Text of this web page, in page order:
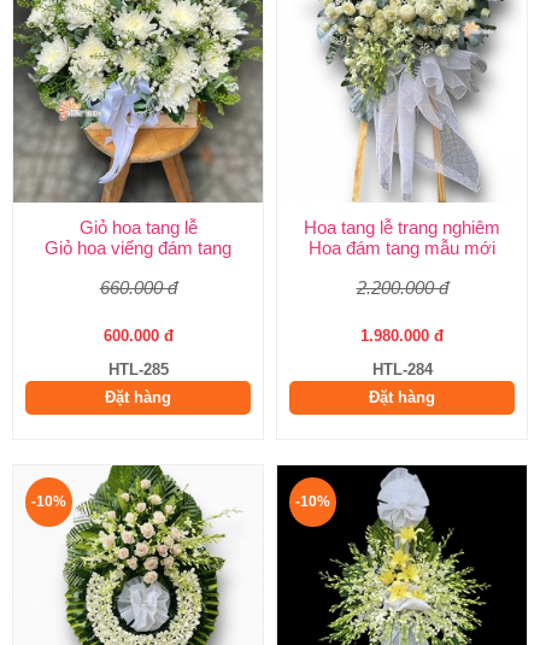
Giỏ hoa tang lễ
Giỏ hoa viếng đám tang
660.000 đ
600.000 đ
HTL-285
Đặt hàng
Hoa tang lễ trang nghiêm
Hoa đám tang mẫu mới
2.200.000 đ
1.980.000 đ
HTL-284
Đặt hàng
-10% -10%